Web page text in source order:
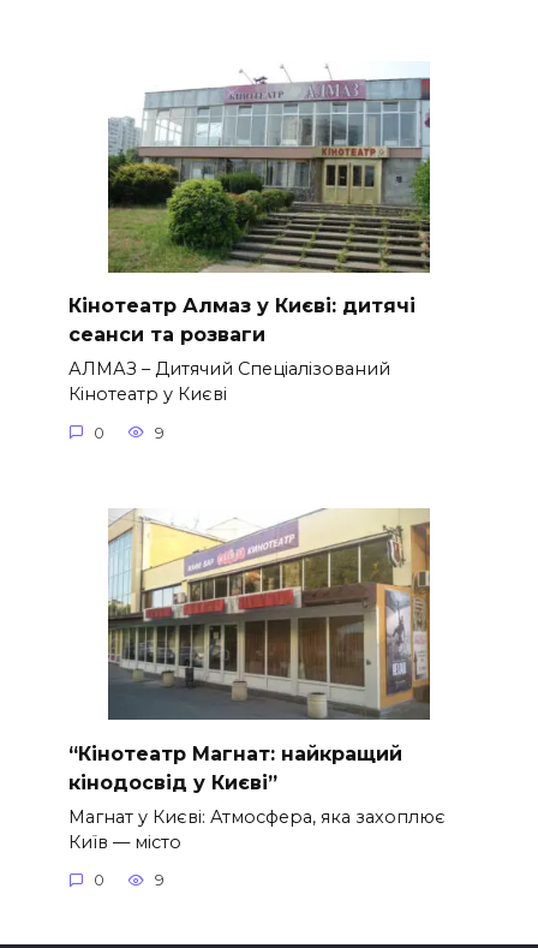
Кінотеатр Алмаз у Києві: дитячі
сеанси та розваги
АЛМАЗ – Дитячий Спеціалізований
Кінотеатр у Києві
0 9
“Кінотеатр Магнат: найкращий
кінодосвід у Києві”
Магнат у Києві: Атмосфера, яка захоплює
Київ — місто
0 9